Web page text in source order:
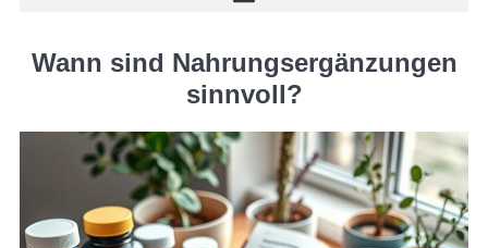
Wann sind Nahrungsergänzungen
sinnvoll?